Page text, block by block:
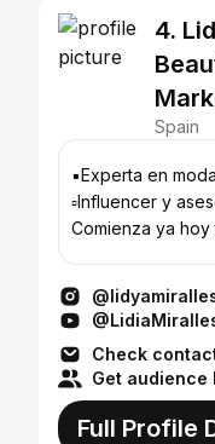
4.
Spain
▪️Experta en
▫️Influencer y
Comienza ya hoy
Check
Get audience
Full Profile